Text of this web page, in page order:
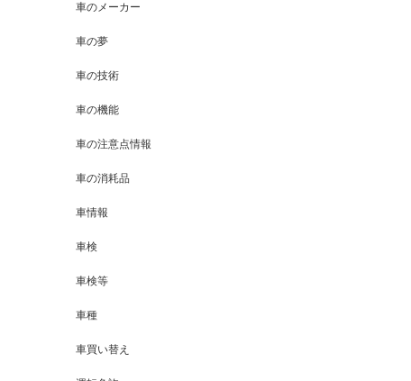
車のメーカー
車の夢
車の技術
車の機能
車の注意点情報
車の消耗品
車情報
車検
車検等
車種
車買い替え